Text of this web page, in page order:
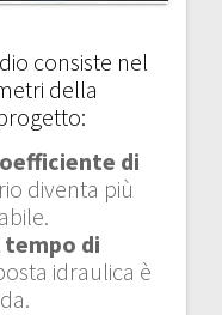
consiste nel
della
di
diventa più
tempo di
idraulica è